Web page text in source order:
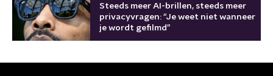
Steeds meer AI-brillen, steeds meer
privacyvragen: “Je weet niet wanneer
je wordt gefilmd”